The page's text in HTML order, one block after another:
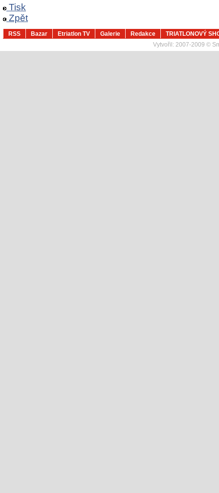
Tisk
Zpět
RSS Bazar Etriatlon TV Galerie Redakce
TRIATLONOVÝ
Vytvořil: 2007-2009 ©